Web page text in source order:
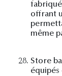
offrant
même
28. Store
équipés